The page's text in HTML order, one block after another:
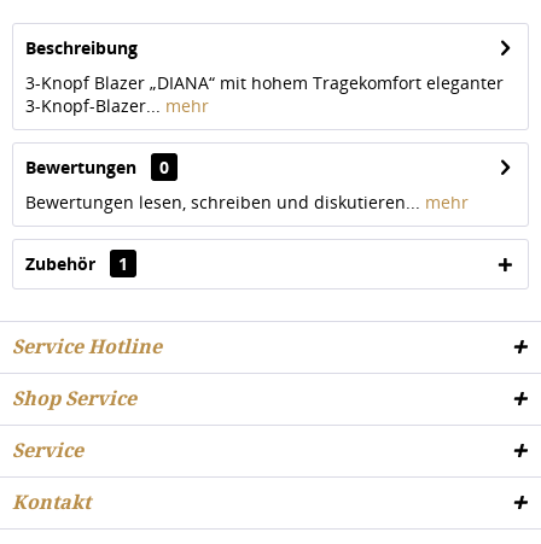
Beschreibung
3-Knopf Blazer „DIANA“ mit hohem Tragekomfort eleganter
3-Knopf-Blazer... mehr
Bewertungen
0
Bewertungen lesen, schreiben und diskutieren... mehr
Zubehör 1
Service Hotline
Shop Service
Service
Kontakt